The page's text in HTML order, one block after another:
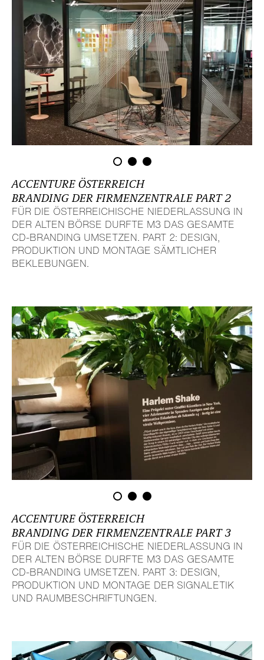
ACCENTURE ÖSTER­REICH
BRANDING DER FIRMEN­ZEN­TRALE PART 2
FÜR DIE ÖSTER­REI­CHI­SCHE NIEDER­LAS­SUNG IN
DER ALTEN BÖRSE DURFTE M3 DAS GESAMTE
CD-BRANDING UMSETZEN. PART 2: DESIGN,
PRODUK­TION UND MONTAGE SÄMT­LI­CHER
BEKLE­BUNGEN.
ACCENTURE ÖSTER­REICH
BRANDING DER FIRMEN­ZEN­TRALE PART 3
FÜR DIE ÖSTER­REI­CHI­SCHE NIEDER­LAS­SUNG IN
DER ALTEN BÖRSE DURFTE M3 DAS GESAMTE
CD-BRANDING UMSETZEN. PART 3: DESIGN,
PRODUK­TION UND MONTAGE DER SIGNA­LETIK
UND RAUM­BE­SCHRIF­TUNGEN.